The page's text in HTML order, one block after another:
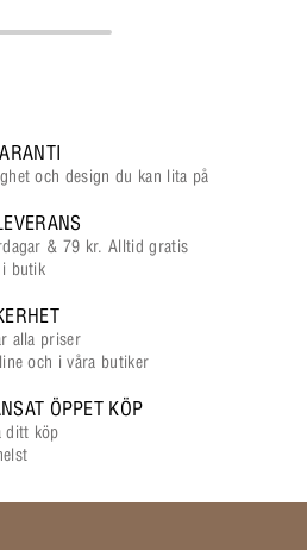
och design du kan lita på
& 79 kr. Alltid gratis
butik
alla priser
och i våra butiker
ÖPPET KÖP
ditt köp